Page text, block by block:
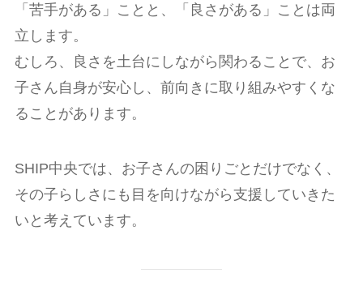
「苦手がある」ことと、「良さがある」ことは両
立します。
むしろ、良さを土台にしながら関わることで、お
子さん自身が安心し、前向きに取り組みやすくな
ることがあります。
SHIP中央では、お子さんの困りごとだけでなく、
その子らしさにも目を向けながら支援していきた
いと考えています。